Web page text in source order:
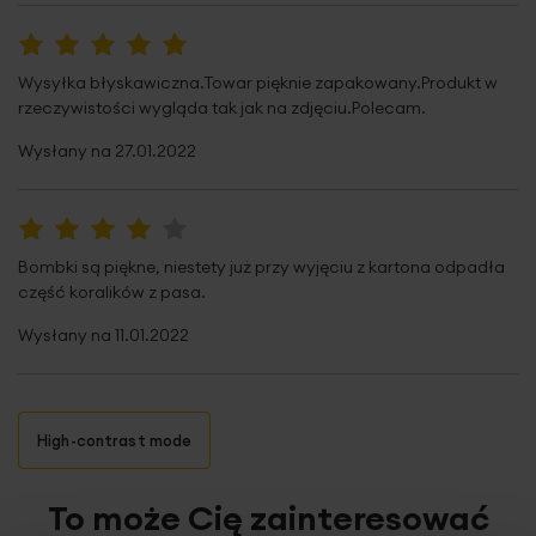
Wysyłka błyskawiczna.Towar pięknie zapakowany.Produkt w
rzeczywistości wygląda tak jak na zdjęciu.Polecam.
Wysłany na 27.01.2022
Bombki są piękne, niestety już przy wyjęciu z kartona odpadła
część koralików z pasa.
Wysłany na 11.01.2022
High-contrast mode
To może Cię zainteresować